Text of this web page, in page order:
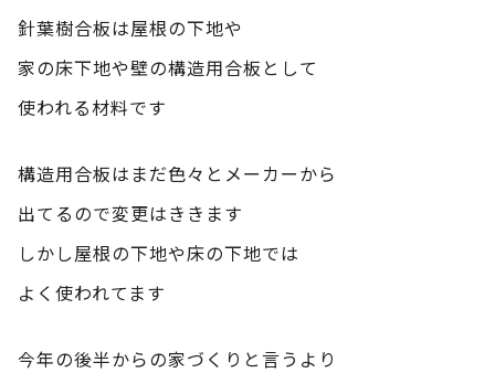
針葉樹合板は屋根の下地や
家の床下地や壁の構造用合板として
使われる材料です
構造用合板はまだ色々とメーカーから
出てるので変更はききます
しかし屋根の下地や床の下地では
よく使われてます
今年の後半からの家づくりと言うより